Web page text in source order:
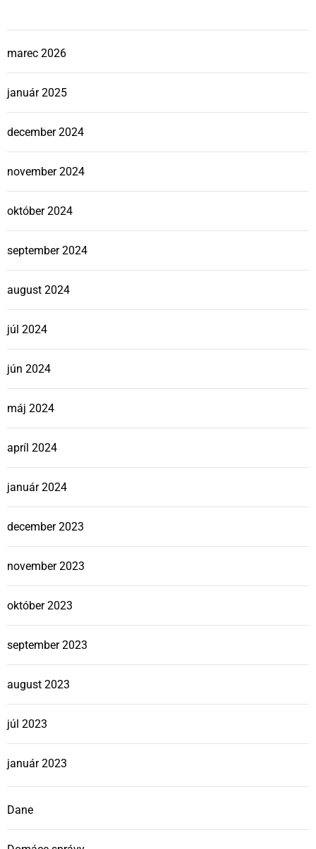
marec 2026
január 2025
december 2024
november 2024
október 2024
september 2024
august 2024
júl 2024
jún 2024
máj 2024
apríl 2024
január 2024
december 2023
november 2023
október 2023
september 2023
august 2023
júl 2023
január 2023
Dane